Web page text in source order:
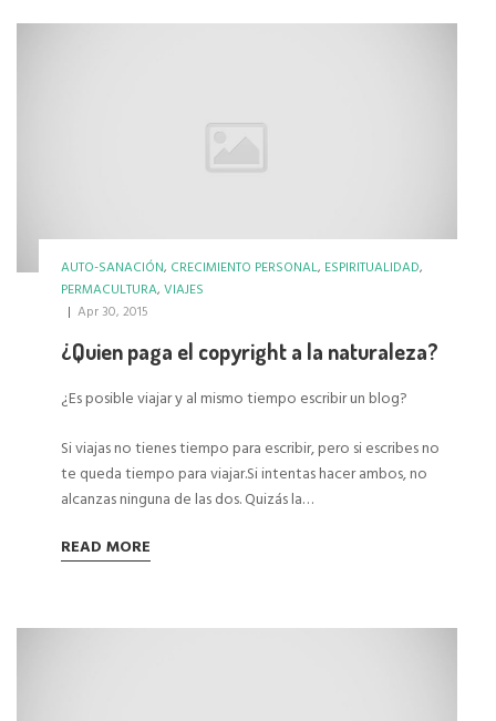
AUTO-SANACIÓN, CRECIMIENTO PERSONAL, ESPIRITUALIDAD,
PERMACULTURA, VIAJES
| Apr 30, 2015
¿Quien paga el copyright a la naturaleza?
¿Es posible viajar y al mismo tiempo escribir un blog?
Si viajas no tienes tiempo para escribir, pero si escribes no
te queda tiempo para viajar.Si intentas hacer ambos, no
alcanzas ninguna de las dos. Quizás la…
READ MORE